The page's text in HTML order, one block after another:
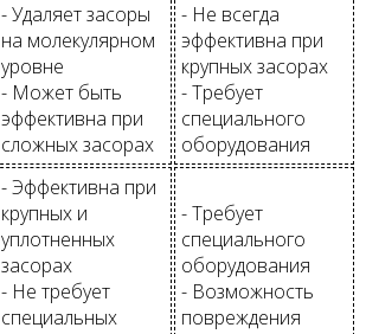
- Удаляет засоры
на молекулярном
уровне
- Может быть
эффективна при
сложных засорах
- Не всегда
эффективна при
крупных засорах
- Требует
специального
оборудования
- Эффективна при
крупных и
уплотненных
засорах
- Не требует
специальных
- Требует
специального
оборудования
- Возможность
повреждения